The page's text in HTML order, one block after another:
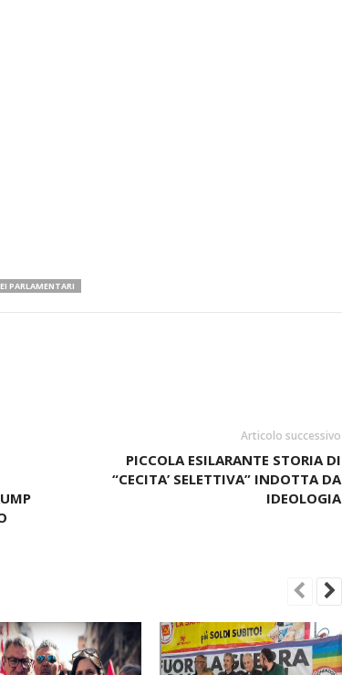
PARLAMENTARI
Articolo successivo
PICCOLA ESILARANTE STORIA DI
“CECITA’ SELETTIVA” INDOTTA DA
IDEOLOGIA